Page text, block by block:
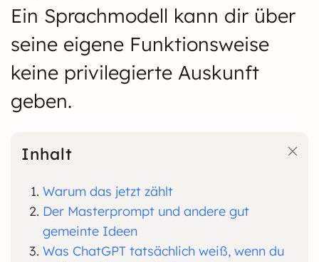
Ein Sprachmodell kann dir über
seine eigene Funktionsweise
keine privilegierte Auskunft
geben.
Inhalt
Warum das jetzt zählt
Der Masterprompt und andere gut
gemeinte Ideen
Was ChatGPT tatsächlich weiß, wenn du